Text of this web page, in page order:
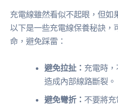
充電線雖然看似不起眼，但如
以下是一些充電線保養秘訣，
命，避免踩雷：
避免拉扯： 充電時
造成內部線路斷裂。
避免彎折： 不要將